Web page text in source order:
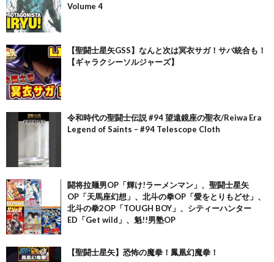
Volume 4
【聖闘士星矢GSS】なんと次は冥衣サガ！サバ統合も！
【ギャラクシーソルジャーズ】
令和時代の聖闘士伝説 #94 望遠鏡座の聖衣/Reiwa Era
Legend of Saints – #94 Telescope Cloth
闘将拉麺男OP「輝け!ラーメンマン」、聖闘士星矢
OP「天馬座幻想」、北斗の拳OP「愛をとりもどせ」、
北斗の拳2OP「TOUGH BOY」、シティーハンター
ED「Get wild」、魁!!男塾OP
【聖闘士星矢】恐怖の魔拳！鳳凰幻魔拳！